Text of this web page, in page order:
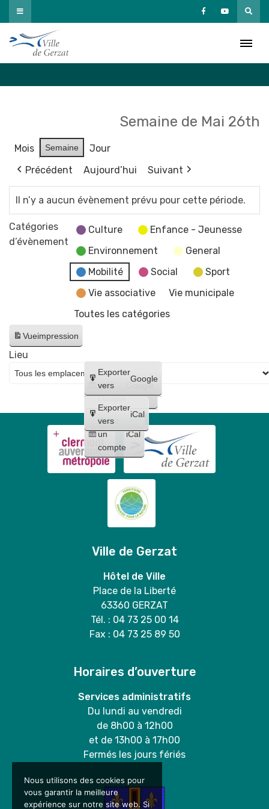
Passer
au
contenu
Semaine de Mai 26th
Mois Semaine
Jour
Précédent
Aujourd’hui Suivant
Il n’y a aucun évènement prévu pour cette période.
Catégories
d’évènement
Culture
Enfance - Jeunesse
Environnement
General
Mobilité
Social
Sport
Vie associative
Vie municipale
Toutes les catégories
Vueimpression
Créer
un
compte
Google
Créer
un
compte
iCal
Exporter
vers
Google
Exporter
vers
iCal
Lieu
Ville de Gerzat
Hôtel de Ville
Place de la Liberté
63360 GERZAT
Tél. : 04 73 25 00 14
Fax : 04 73 25 89 50
Horaires d’ouverture
Services administratifs
Du lundi au vendredi
de 8h00 à 12h00
et de 13h00 à 17h00
Fermés les jours fériés
Nous utilisons des cookies pour
vous garantir la meilleure
expérience sur notre site web. Si